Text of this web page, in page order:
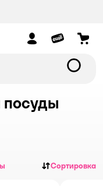
посуды
Сортировка